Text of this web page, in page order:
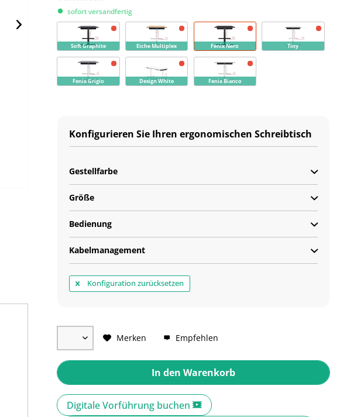
sofort versandfertig
Soft Graphite Eiche Multiplex Fenix Nero Tiny
Fenix Grigio Design White Fenix Bianco
Konfigurieren Sie Ihren ergonomischen Schreibtisch
Gestellfarbe
Größe
Bedienung
Kabelmanagement
Konfiguration zurücksetzen
Merken Empfehlen
In den Warenkorb
Digitale Vorführung buchen